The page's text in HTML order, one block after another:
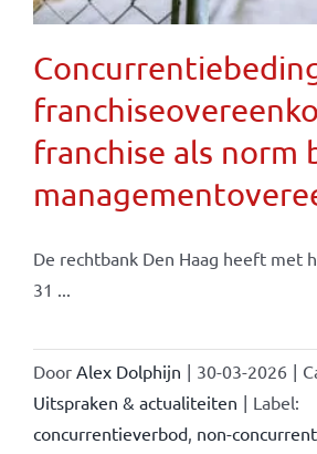
franchise als norm
De rechtbank Den Haag heeft met
31 ...
Door Alex Dolphijn | 30-03-2026 |
Uitspraken & actualiteiten | Label:
concurrentieverbod, non-